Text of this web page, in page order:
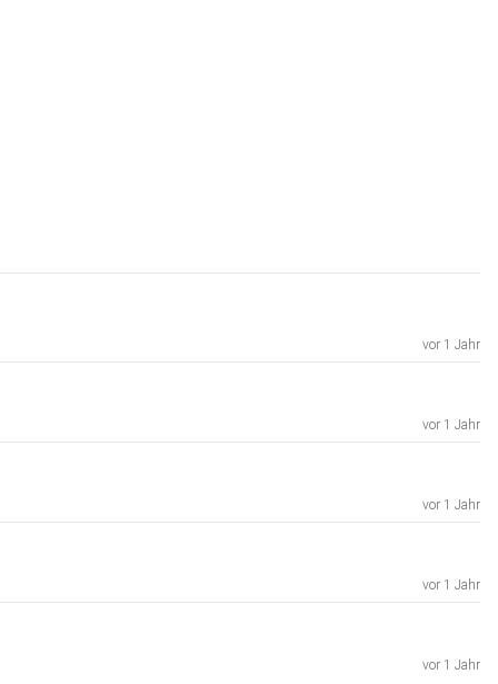
vor 1 Jahr
vor 1 Jahr
vor 1 Jahr
vor 1 Jahr
vor 1 Jahr